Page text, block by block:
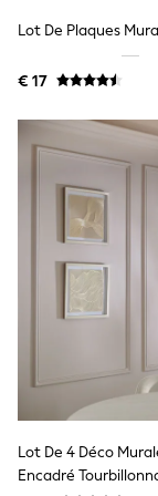
Crocs
Rayban
New In
New in
New In
Trending:
THE SET
50 - 92cm
98 -
All
T-Shirts
Dresses
Shorts
Coats &
Lot De Plaques
€ 17
Lot De 4 Déco
Encadré